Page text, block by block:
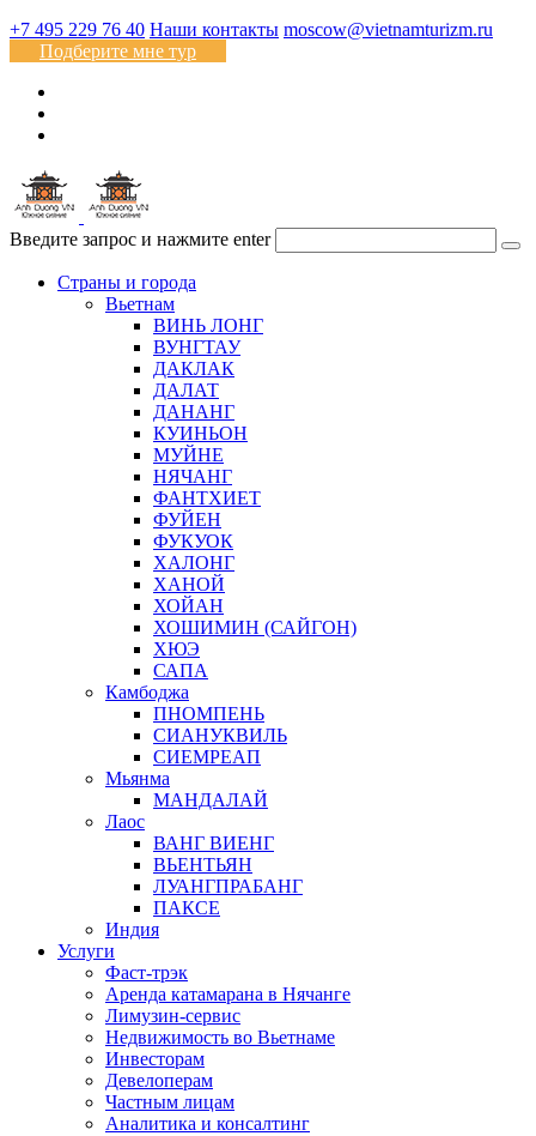
+7 495 229 76 40 Наши контакты moscow@vietnamturizm.ru
Подберите мне тур
Введите запрос и нажмите enter
Страны и города
Вьетнам
ВИНЬ ЛОНГ
ВУНГТАУ
ДАКЛАК
ДАЛАТ
ДАНАНГ
КУИНЬОН
МУЙНЕ
НЯЧАНГ
ФАНТХИЕТ
ФУЙЕН
ФУКУОК
ХАЛОНГ
ХАНОЙ
ХОЙАН
ХОШИМИН (САЙГОН)
ХЮЭ
САПА
Камбоджа
ПНОМПЕНЬ
СИАНУКВИЛЬ
СИЕМРЕАП
Мьянма
МАНДАЛАЙ
Лаос
ВАНГ ВИЕНГ
ВЬЕНТЬЯН
ЛУАНГПРАБАНГ
ПАКСЕ
Индия
Услуги
Фаст-трэк
Аренда катамарана в Нячанге
Лимузин-сервис
Недвижимость во Вьетнаме
Инвесторам
Девелоперам
Частным лицам
Аналитика и консалтинг